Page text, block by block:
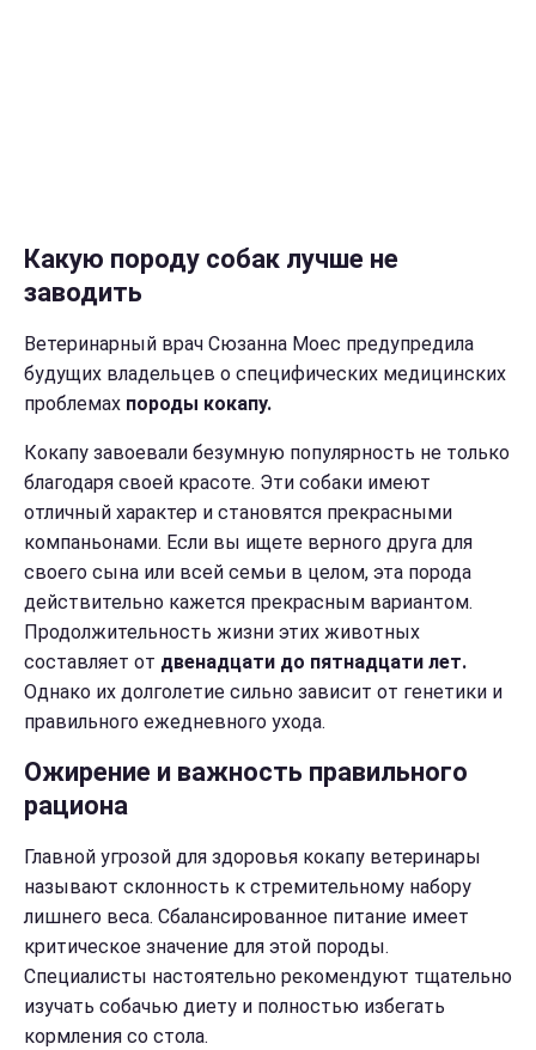
Какую породу собак лучше не
заводить
Ветеринарный врач Сюзанна Моес предупредила
будущих владельцев о специфических медицинских
проблемах породы кокапу.
Кокапу завоевали безумную популярность не только
благодаря своей красоте. Эти собаки имеют
отличный характер и становятся прекрасными
компаньонами. Если вы ищете верного друга для
своего сына или всей семьи в целом, эта порода
действительно кажется прекрасным вариантом.
Продолжительность жизни этих животных
составляет от двенадцати до пятнадцати лет.
Однако их долголетие сильно зависит от генетики и
правильного ежедневного ухода.
Ожирение и важность правильного
рациона
Главной угрозой для здоровья кокапу ветеринары
называют склонность к стремительному набору
лишнего веса. Сбалансированное питание имеет
критическое значение для этой породы.
Специалисты настоятельно рекомендуют тщательно
изучать собачью диету и полностью избегать
кормления со стола.